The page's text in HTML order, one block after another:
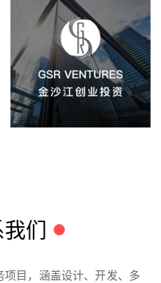
们
目，涵盖设计、开发、多